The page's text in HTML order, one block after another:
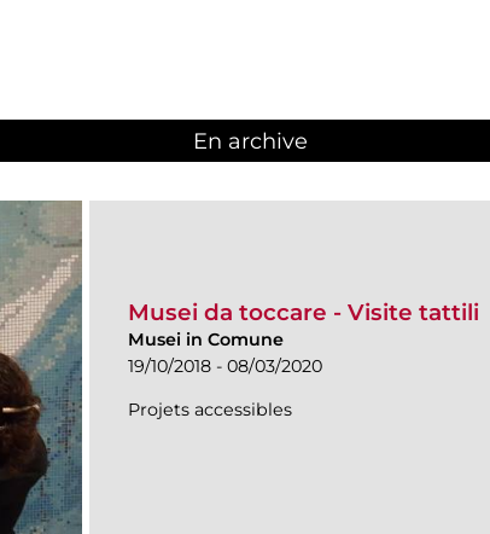
En archive
Musei da toccare - Visite tattili
Musei in Comune
19/10/2018 - 08/03/2020
Projets accessibles